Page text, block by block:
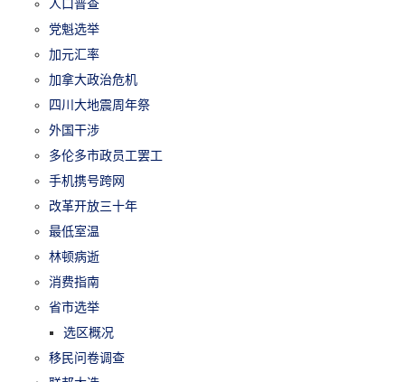
人口普查
党魁选举
加元汇率
加拿大政治危机
四川大地震周年祭
外国干涉
多伦多市政员工罢工
手机携号跨网
改革开放三十年
最低室温
林顿病逝
消费指南
省市选举
选区概况
移民问卷调查